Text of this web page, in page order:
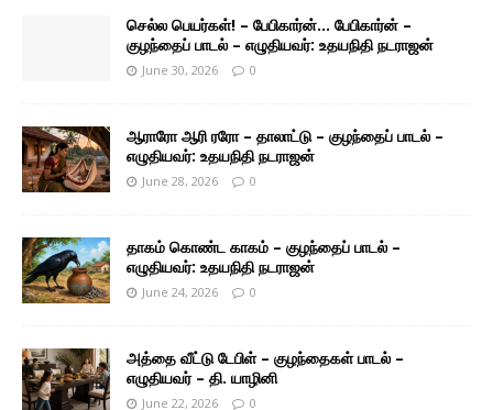
செல்ல பெயர்கள்! – பேபிகார்ன்… பேபிகார்ன் –
குழந்தைப் பாடல் – எழுதியவர்: உதயநிதி நடராஜன்
June 30, 2026 0
ஆராரோ ஆரி ரரோ – தாலாட்டு – குழந்தைப் பாடல் –
எழுதியவர்: உதயநிதி நடராஜன்
June 28, 2026 0
தாகம் கொண்ட காகம் – குழந்தைப் பாடல் –
எழுதியவர்: உதயநிதி நடராஜன்
June 24, 2026 0
அத்தை வீட்டு டேபிள் – குழந்தைகள் பாடல் –
எழுதியவர் – தி. யாழினி
June 22, 2026 0